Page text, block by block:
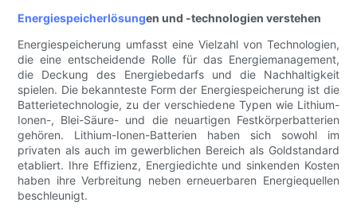
Energiespeicherlösungen und -technologien verstehen
Energiespeicherung umfasst eine Vielzahl von Technologien,
die eine entscheidende Rolle für das Energiemanagement,
die Deckung des Energiebedarfs und die Nachhaltigkeit
spielen. Die bekannteste Form der Energiespeicherung ist die
Batterietechnologie, zu der verschiedene Typen wie Lithium-
Ionen-, Blei-Säure- und die neuartigen Festkörperbatterien
gehören. Lithium-Ionen-Batterien haben sich sowohl im
privaten als auch im gewerblichen Bereich als Goldstandard
etabliert. Ihre Effizienz, Energiedichte und sinkenden Kosten
haben ihre Verbreitung neben erneuerbaren Energiequellen
beschleunigt.